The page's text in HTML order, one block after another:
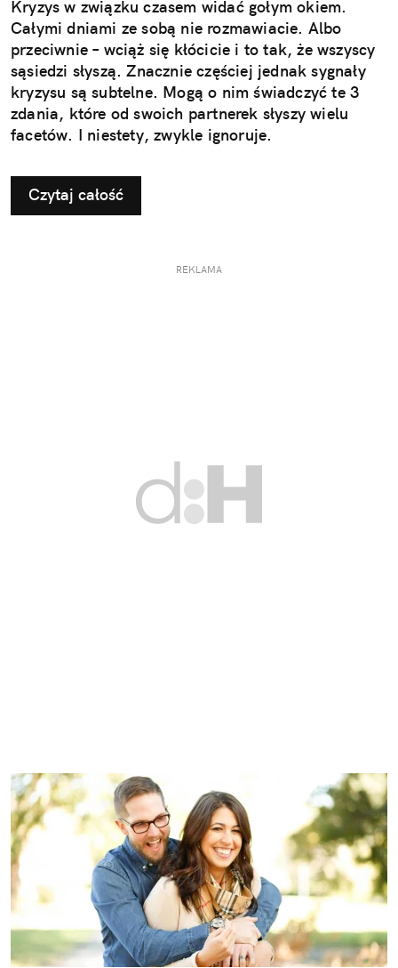
Kryzys w związku czasem widać gołym okiem.
Całymi dniami ze sobą nie rozmawiacie. Albo
przeciwnie – wciąż się kłócicie i to tak, że wszyscy
sąsiedzi słyszą. Znacznie częściej jednak sygnały
kryzysu są subtelne. Mogą o nim świadczyć te 3
zdania, które od swoich partnerek słyszy wielu
facetów. I niestety, zwykle ignoruje.
Czytaj całość
REKLAMA